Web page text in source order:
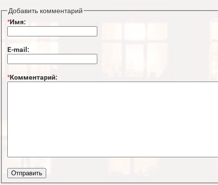
Добавить комментарий
*Имя:
E-mail:
*Комментарий: